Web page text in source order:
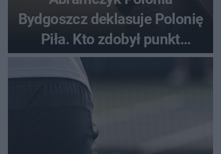
Bydgoszcz deklasuje Polonię
Piła. Kto zdobył punkt
bonusowy?